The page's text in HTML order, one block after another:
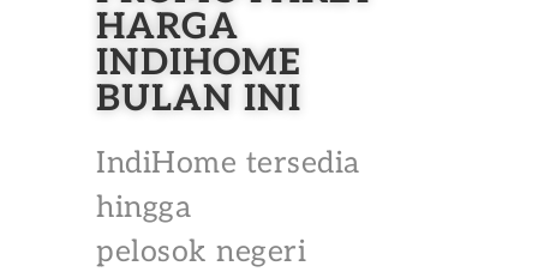
HARGA
INDIHOME
BULAN INI
IndiHome tersedia
hingga
pelosok negeri